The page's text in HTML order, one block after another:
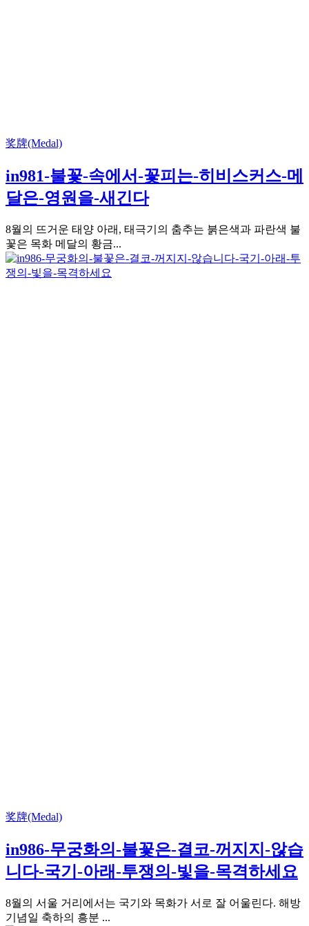
奖牌(Medal)
in981-불꽃-속에서-꽃피는-히비스커스-메
달은-영원을-새긴다
8월의 뜨거운 태양 아래, 태극기의 춤추는 붉은색과 파란색 불
꽃은 목화 메달의 황금...
奖牌(Medal)
in986-무궁화의-불꽃은-결코-꺼지지-않습
니다-국기-아래-투쟁의-빛을-목격하세요
8월의 서울 거리에서는 국기와 목화가 서로 잘 어울린다. 해방
기념일 축하의 흥분 ...